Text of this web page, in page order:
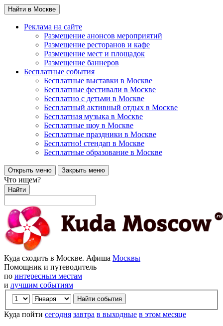
Найти в Москве
Реклама на сайте
Размещение анонсов мероприятий
Размещение ресторанов и кафе
Размещение мест и площадок
Размещение баннеров
Бесплатные события
Бесплатные выставки в Москве
Бесплатные фестивали в Москве
Бесплатно с детьми в Москве
Бесплатный активный отдых в Москве
Бесплатная музыка в Москве
Бесплатные шоу в Москве
Бесплатные праздники в Москве
Бесплатно! стендап в Москве
Бесплатные образование в Москве
Открыть меню Закрыть меню
Что ищем?
Найти
Куда сходить в Москве. Афиша Москвы
Помощник и путеводитель
по интересным местам
и лучшим событиям
Куда пойти сегодня завтра в выходные в этом месяце